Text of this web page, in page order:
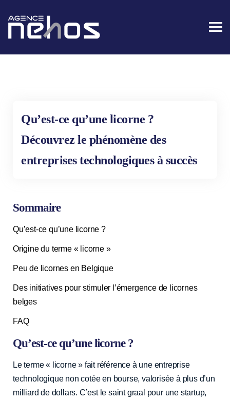
Qu’est-ce qu’une licorne ?
Découvrez le phénomène des
entreprises technologiques à succès
Sommaire
Qu’est-ce qu’une licorne ?
Origine du terme « licorne »
Peu de licornes en Belgique
Des initiatives pour stimuler l’émergence de licornes
belges
FAQ
Qu’est-ce qu’une licorne ?
Le terme « licorne » fait référence à une entreprise
technologique non cotée en bourse, valorisée à plus d’un
milliard de dollars. C’est le saint graal pour une startup,